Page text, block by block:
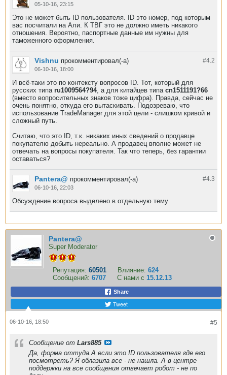
05-10-16, 23:15
Это не может быть ID пользователя. ID это номер, под которым
вас посчитали на Али. К ТВГ это не должно иметь никакого
отношения. Вероятно, паспортные данные им нужны для
таможенного оформления.
#4.2
Vishnu прокомментировал(-а)
06-10-16, 18:00
И всё-таки это по контексту вопросов ID. Тот, который для
русских типа ru1009564?94, а для китайцев типа cn1511191?66
(вместо вопросительных знаков тоже цифра). Правда, сейчас не
очень понятно, откуда его вытаскивать. Подозреваю, что
использование TradeManager для этой цели - слишком кривой и
сложный путь.
Считаю, что это ID, т.к. никаких иных сведений о продавце
покупателю добыть нереально. А продавец вполне может не
отвечать на вопросы покупателя. Так что теперь, без гарантии
оставаться?
#4.3
Pantera@ прокомментировал(-а)
06-10-16, 22:03
Обсуждение вопроса выделено в отдельную тему
Pantera@
Super Moderator
Репутация: 60501 Влияние: 624
Сообщений: 6707 С нами с 15.12.13
Share
Tweet
#5
06-10-16, 18:50
Сообщение от Lars885
Да, форма оттуда.А если это ID пользователя где его
посмотреть? Я облазила все - не нашла. А в центре
поддержки на все сообщения отвечает робот - не по